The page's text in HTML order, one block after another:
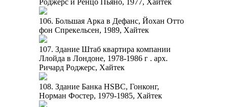
Роджерс и Ренцо Пьяно, 1977, Хайтек
106. Большая Арка в Дефанс, Йохан Отто
фон Спрекельсен, 1989, Хайтек
107. Здание Штаб квартира компании
Ллойда в Лондоне, 1978-1986 г . арх.
Ричард Роджерс, Хайтек
108. Здание Банка HSBC, Гонконг,
Норман Фостер, 1979-1985, Хайтек